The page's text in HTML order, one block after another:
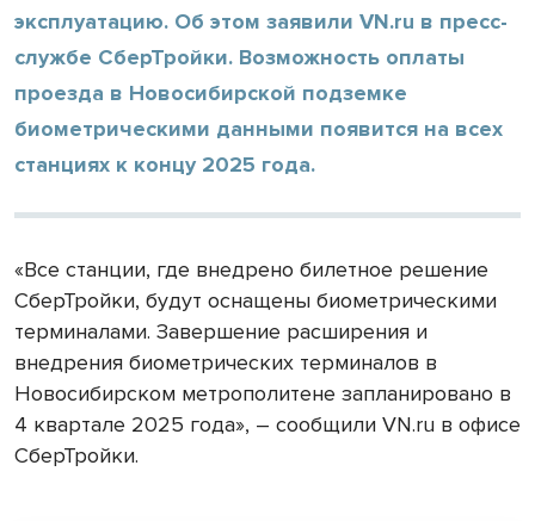
эксплуатацию. Об этом заявили VN.ru в пресс-
службе СберТройки. Возможность оплаты
проезда в Новосибирской подземке
биометрическими данными появится на всех
станциях к концу 2025 года.
«Все станции, где внедрено билетное решение
СберТройки, будут оснащены биометрическими
терминалами. Завершение расширения и
внедрения биометрических терминалов в
Новосибирском метрополитене запланировано в
4 квартале 2025 года», – сообщили VN.ru в офисе
СберТройки.